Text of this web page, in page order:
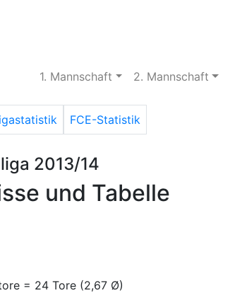
1. Mannschaft 2. Mannschaft
FCE-Statistik
2013/14
und Tabelle
= 24 Tore (2,67 Ø)